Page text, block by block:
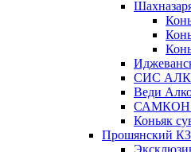
СИС
Веди
САМКОН
Коньяк
Прошянский КЗ